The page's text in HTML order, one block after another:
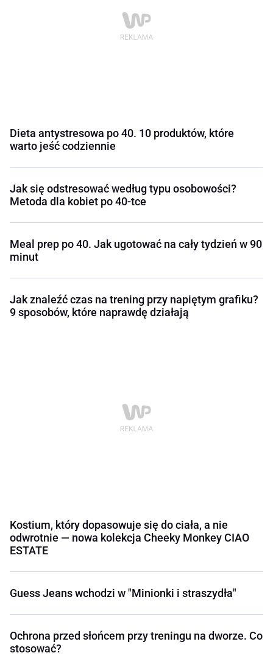
Dieta antystresowa po 40. 10 produktów, które
warto jeść codziennie
Jak się odstresować według typu osobowości?
Metoda dla kobiet po 40-tce
Meal prep po 40. Jak ugotować na cały tydzień w 90
minut
Jak znaleźć czas na trening przy napiętym grafiku?
9 sposobów, które naprawdę działają
Kostium, który dopasowuje się do ciała, a nie
odwrotnie — nowa kolekcja Cheeky Monkey CIAO
ESTATE
Guess Jeans wchodzi w "Minionki i straszydła"
Ochrona przed słońcem przy treningu na dworze. Co
stosować?